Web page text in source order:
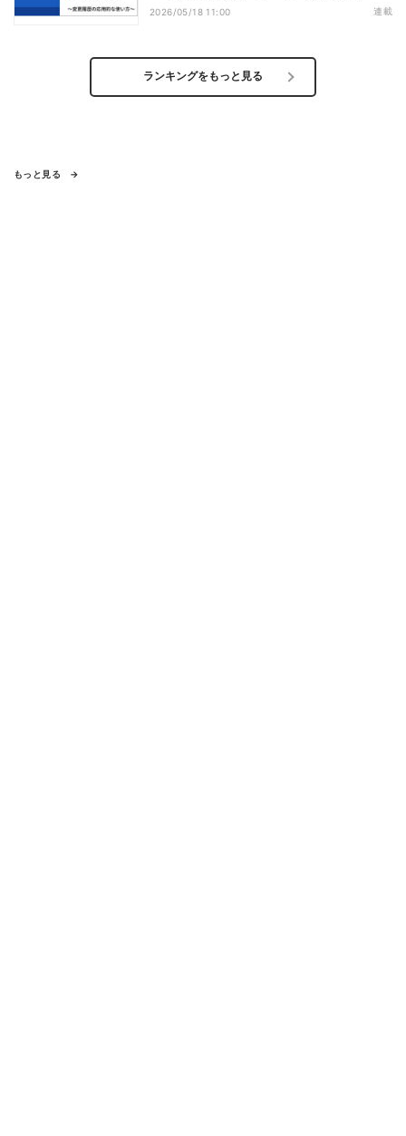
2026/05/18 11:00 連載
ランキングをもっと見る
もっと見る